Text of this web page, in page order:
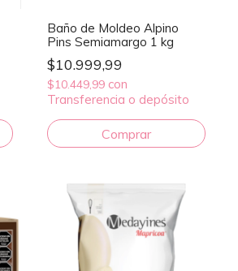
Baño de Moldeo Alpino
Pins Semiamargo 1 kg
$10.999,99
$10.449,99 con
Transferencia o depósito